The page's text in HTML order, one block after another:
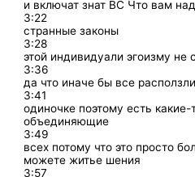
и включат знат ВС Что вам
3:22
странные законы
3:28
этой индивидуали эгоизму не
3:36
да что иначе бы все
3:41
одиночке поэтому есть
объединяющие
3:49
всех потому что это просто
можете житье шения
3:57